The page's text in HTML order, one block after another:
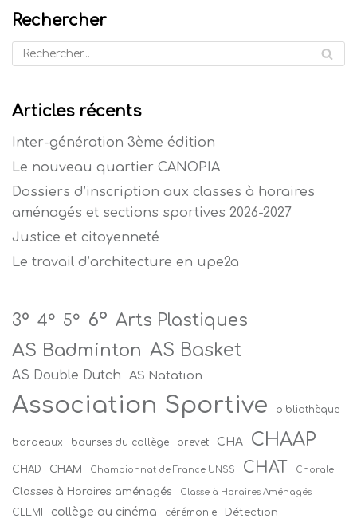
Rechercher
Articles récents
Inter-génération 3ème édition
Le nouveau quartier CANOPIA
Dossiers d’inscription aux classes à horaires
aménagés et sections sportives 2026-2027
Justice et citoyenneté
Le travail d’architecture en upe2a
3° 4° 5° 6° Arts Plastiques
AS Badminton AS Basket
AS Double Dutch AS Natation
Association Sportive bibliothèque
bordeaux bourses du collège brevet CHA CHAAP
CHAD CHAM Championnat de France UNSS CHAT Chorale
Classes à Horaires aménagés Classe à Horaires Aménagés
CLEMI collège au cinéma cérémonie Détection